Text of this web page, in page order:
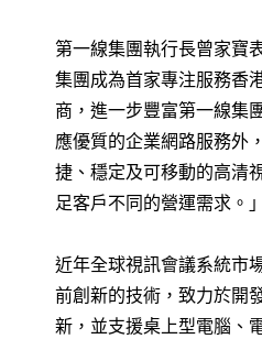
第一線集團執行長曾家寶
集團成為首家專注服務香
商，進一步豐富第一線集
應優質的企業網路服務外
捷、穩定及可移動的高清
足客戶不同的營運需求。」
近年全球視訊會議系統市
前創新的技術，致力於開
新，並支援桌上型電腦、